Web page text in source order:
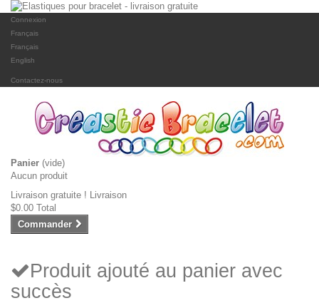
Connexion
Français
Français
English
Contactez-nous
Panier (vide)
Aucun produit
Livraison gratuite ! Livraison
$0.00 Total
Commander
Produit ajouté au panier avec
succès